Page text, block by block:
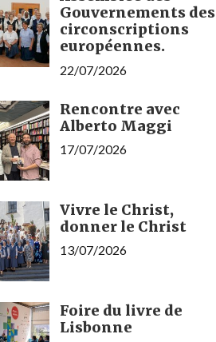
Gouvernements des
circonscriptions
européennes.
22/07/2026
Rencontre avec
Alberto Maggi
17/07/2026
Vivre le Christ,
donner le Christ
13/07/2026
Foire du livre de
Lisbonne